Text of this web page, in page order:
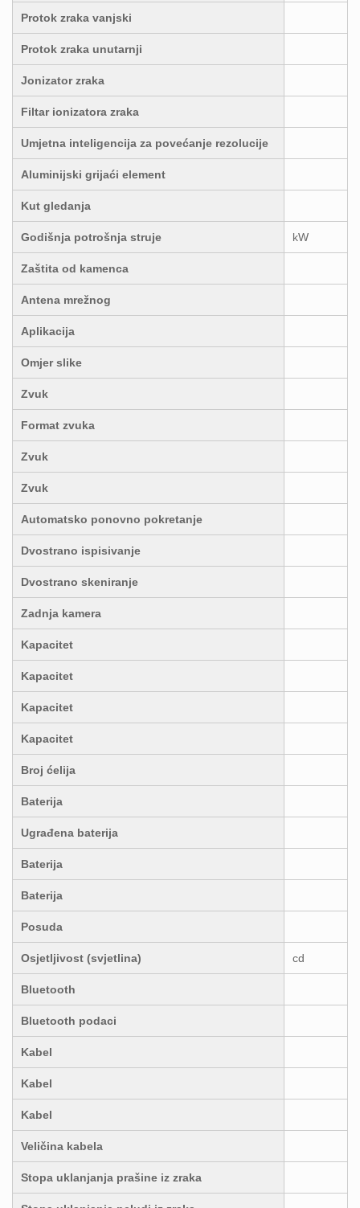
Protok zraka vanjski
Protok zraka unutarnji
Jonizator zraka
Filtar ionizatora zraka
Umjetna inteligencija za povećanje rezolucije
Aluminijski grijaći element
Kut gledanja
Godišnja potrošnja struje kW
Zaštita od kamenca
Antena mrežnog
Aplikacija
Omjer slike
Zvuk
Format zvuka
Zvuk
Zvuk
Automatsko ponovno pokretanje
Dvostrano ispisivanje
Dvostrano skeniranje
Zadnja kamera
Kapacitet
Kapacitet
Kapacitet
Kapacitet
Broj ćelija
Baterija
Ugrađena baterija
Baterija
Baterija
Posuda
Osjetljivost (svjetlina) cd
Bluetooth
Bluetooth podaci
Kabel
Kabel
Kabel
Veličina kabela
Stopa uklanjanja prašine iz zraka